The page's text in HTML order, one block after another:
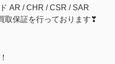
AR / CHR / CSR / SAR
取保証を行っております❣